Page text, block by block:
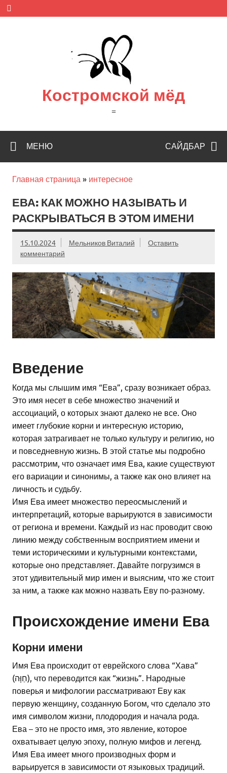
Skip
content
Костромской мёд
=
САЙДБАР
МЕНЮ
Главная страница » интересное
ЕВА: КАК МОЖНО НАЗЫВАТЬ И
РАСКРЫВАТЬСЯ В ЭТОМ ИМЕНИ
15.10.2024 Мельников Виталий
Оставить
комментарий
Введение
Когда мы слышим имя “Ева”, сразу возникает образ.
Это имя несет в себе множество значений и
ассоциаций, о которых знают далеко не все. Оно
имеет глубокие корни и интересную историю,
которая затрагивает не только культуру и религию, но
и повседневную жизнь. В этой статье мы подробно
рассмотрим, что означает имя Ева, какие существуют
его вариации и синонимы, а также как оно влияет на
личность и судьбу.
Имя Ева имеет множество переосмыслений и
интерпретаций, которые варьируются в зависимости
от региона и времени. Каждый из нас проводит свою
линию между собственным восприятием имени и
теми историческими и культурными контекстами,
которые оно представляет. Давайте погрузимся в
этот удивительный мир имен и выясним, что же стоит
за ним, а также как можно назвать Еву по-разному.
Происхождение имени Ева
Корни имени
Имя Ева происходит от еврейского слова “Хава”
(חַוָּה), что переводится как “жизнь”. Народные
поверья и мифологии рассматривают Еву как
первую женщину, созданную Богом, что сделало это
имя символом жизни, плодородия и начала рода.
Ева – это не просто имя, это явление, которое
охватывает целую эпоху, полную мифов и легенд.
Имя Ева имеет много производных форм и
варьируется в зависимости от языковых традиций.